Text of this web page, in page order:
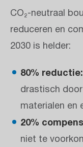
CO₂-neutraal
reduceren en
2030 is helder:
80% reductie:
drastisch
materialen en
20%
niet te